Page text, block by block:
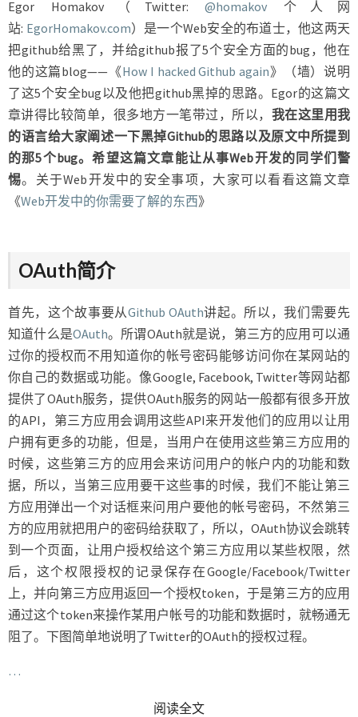
Egor Homakov（Twitter:@homakov 个人网
站: EgorHomakov.com）是一个Web安全的布道士，他这两天
把github给黑了，并给github报了5个安全方面的bug，他在
他的这篇blog——《How I hacked Github again》（墙）说明
了这5个安全bug以及他把github黑掉的思路。Egor的这篇文
章讲得比较简单，很多地方一笔带过，所以， 我在这里用我
的语言给大家阐述一下黑掉Github的思路以及原文中所提到
的那5个bug。希望这篇文章能让从事Web开发的同学们警
惕。关于Web开发中的安全事项，大家可以看看这篇文章
《Web开发中的你需要了解的东西》
OAuth简介
首先，这个故事要从Github OAuth讲起。所以，我们需要先
知道什么是OAuth。所谓OAuth就是说，第三方的应用可以通
过你的授权而不用知道你的帐号密码能够访问你在某网站的
你自己的数据或功能。像Google, Facebook, Twitter等网站都
提供了OAuth服务，提供OAuth服务的网站一般都有很多开放
的API，第三方应用会调用这些API来开发他们的应用以让用
户拥有更多的功能，但是，当用户在使用这些第三方应用的
时候，这些第三方的应用会来访问用户的帐户内的功能和数
据，所以，当第三应用要干这些事的时候，我们不能让第三
方应用弹出一个对话框来问用户要他的帐号密码，不然第三
方的应用就把用户的密码给获取了，所以，OAuth协议会跳转
到一个页面，让用户授权给这个第三方应用以某些权限，然
后，这个权限授权的记录保存在Google/Facebook/Twitter
上，并向第三方应用返回一个授权token，于是第三方的应用
通过这个token来操作某用户帐号的功能和数据时，就畅通无
阻了。下图简单地说明了Twitter的OAuth的授权过程。
…
阅读全文READ MORE